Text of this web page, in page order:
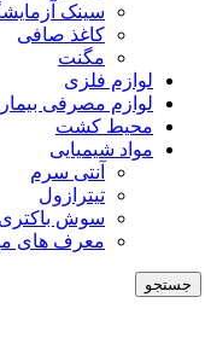
سینک
کاغذ صافی
مگنت
لوازم فلزی
لوازم مصرفی
محیط کشت
مواد شیمیایی
آنتی سرم
تیترازول
سوش باکتری
معرف های
جستجو